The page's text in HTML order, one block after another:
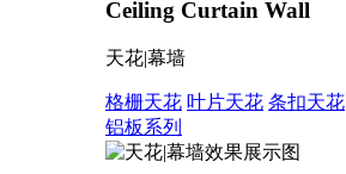
Ceiling Curtain Wall
天花|幕墙
格栅天花 叶片天花 条扣天花
铝板系列